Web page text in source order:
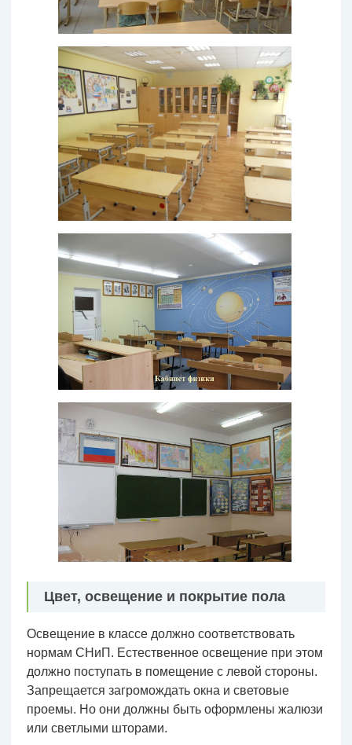
Цвет, освещение и покрытие пола
Освещение в классе должно соответствовать
нормам СНиП. Естественное освещение при этом
должно поступать в помещение с левой стороны.
Запрещается загромождать окна и световые
проемы. Но они должны быть оформлены жалюзи
или светлыми шторами.